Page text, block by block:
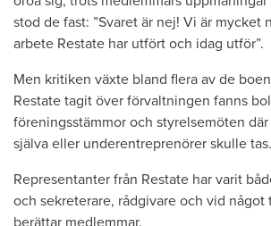
stod de fast: ”Svaret är nej! Vi är mycket
arbete Restate har utfört och idag utför”.
Men kritiken växte bland flera av de
Restate tagit över förvaltningen fanns
föreningsstämmor och styrelsemöten
själva eller underentreprenörer skulle tas.
Representanter från Restate har varit
och sekreterare, rådgivare och vid